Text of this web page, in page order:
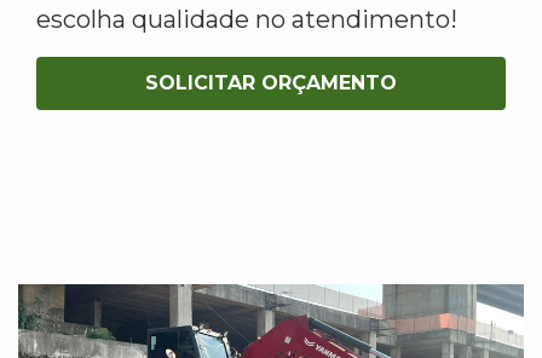
escolha qualidade no atendimento!
SOLICITAR ORÇAMENTO